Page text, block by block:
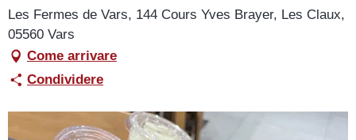
Les Fermes de Vars, 144 Cours Yves Brayer, Les Claux,
05560 Vars
Come arrivare
Condividere